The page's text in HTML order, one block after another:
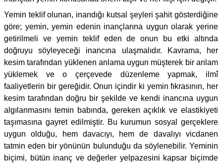
Yemin teklif olunan, inandığı kutsal şeyleri şahit gösterdiğine
göre; yemin, yemin edenin inançlarına uygun olarak yerine
getirilmeli ve yemin teklif eden de onun bu etki altında
doğruyu söyleyeceği inancına ulaşmalıdır. Kavrama, her
kesim tarafından yüklenen anlama uygun müşterek bir anlam
yüklemek ve o çerçevede düzenleme yapmak, ilmî
faaliyetlerin bir gereğidir. Onun içindir ki yemin fıkrasının, her
kesim tarafından doğru bir şekilde ve kendi inancına uygun
algılanmasını temin babında, gereken açıklık ve elastikiyeti
taşımasına gayret edilmiştir. Bu kurumun sosyal gerçeklere
uygun olduğu, hem davacıyı, hem de davalıyı vicdanen
tatmin eden bir yönünün bulunduğu da söylenebilir. Yeminin
biçimi, bütün inanç ve değerler yelpazesini kapsar biçimde